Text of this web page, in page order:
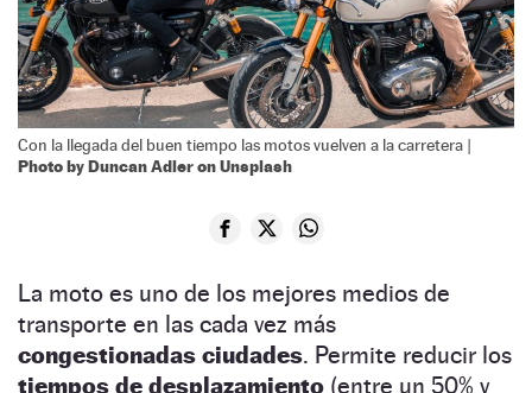
Con la llegada del buen tiempo las motos vuelven a la carretera |
Photo by Duncan Adler on Unsplash
La moto es uno de los mejores medios de
transporte en las cada vez más
congestionadas ciudades. Permite reducir los
tiempos de desplazamiento (entre un 50% y